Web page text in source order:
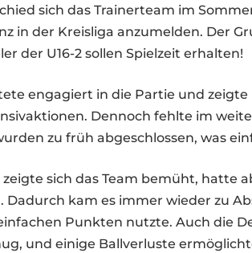
sich das Trainerteam im
in der Kreisliga anzumelden. Der
der U16-2 sollen Spielzeit erhalten!
engagiert in die Partie und
Dennoch fehlte im
zu früh abgeschlossen, was
zeigte sich das Team bemüht, hatte
Dadurch kam es immer wieder zu
Punkten nutzte. Auch die
und einige Ballverluste